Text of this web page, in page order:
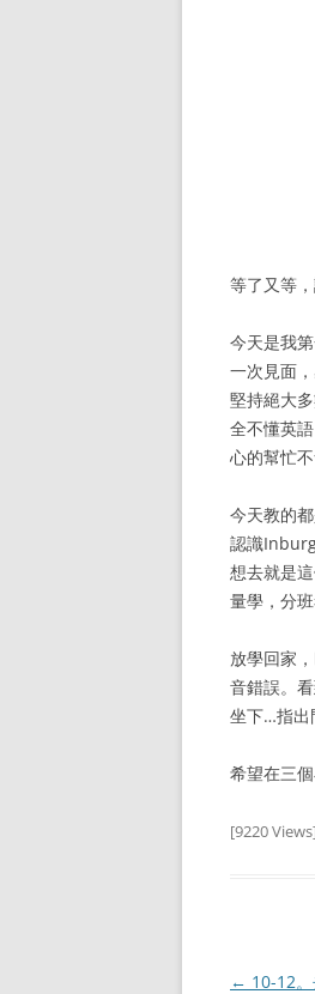
等了又等
今天是我
一次見面
堅持絕大
全不懂英
心的幫忙
今天教的
認識
想去就是
量學，分
放學回家
音錯誤。
坐下…指出
希望在三
[9220
Post
← 10-12